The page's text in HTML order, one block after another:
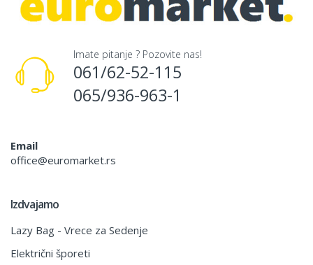
Imate pitanje ? Pozovite nas!
061/62-52-115
065/936-963-1
Email
office@euromarket.rs
Izdvajamo
Lazy Bag - Vrece za Sedenje
Električni šporeti